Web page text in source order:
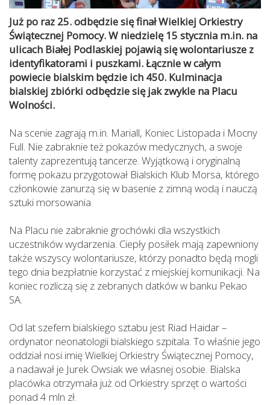
Już po raz 25. odbędzie się finał Wielkiej Orkiestry
Świątecznej Pomocy. W niedzielę 15 stycznia m.in. na
ulicach Białej Podlaskiej pojawią się wolontariusze z
identyfikatorami i puszkami. Łącznie w całym
powiecie bialskim będzie ich 450. Kulminacja
bialskiej zbiórki odbędzie się jak zwykle na Placu
Wolności.
Na scenie zagrają m.in. Mariall, Koniec Listopada i Mocny
Full. Nie zabraknie też pokazów medycznych, a swoje
talenty zaprezentują tancerze. Wyjątkową i oryginalną
formę pokazu przygotował Bialskich Klub Morsa, którego
członkowie zanurzą się w basenie z zimną wodą i nauczą
sztuki morsowania.
Na Placu nie zabraknie grochówki dla wszystkich
uczestników wydarzenia. Ciepły posiłek mają zapewniony
także wszyscy wolontariusze, którzy ponadto będą mogli
tego dnia bezpłatnie korzystać z miejskiej komunikacji. Na
koniec rozliczą się z zebranych datków w banku Pekao
SA.
Od lat szefem bialskiego sztabu jest Riad Haidar –
ordynator neonatologii bialskiego szpitala. To właśnie jego
oddział nosi imię Wielkiej Orkiestry Świątecznej Pomocy,
a nadawał je Jurek Owsiak we własnej osobie. Bialska
placówka otrzymała już od Orkiestry sprzęt o wartości
ponad 4 mln zł.